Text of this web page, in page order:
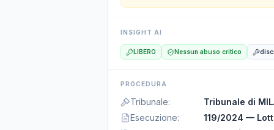
INSIGHT AI
LIBERO Nessun abuso critico
PROCEDURA
Tribunale:
Tribunale di
Esecuzione:
119/2024 —